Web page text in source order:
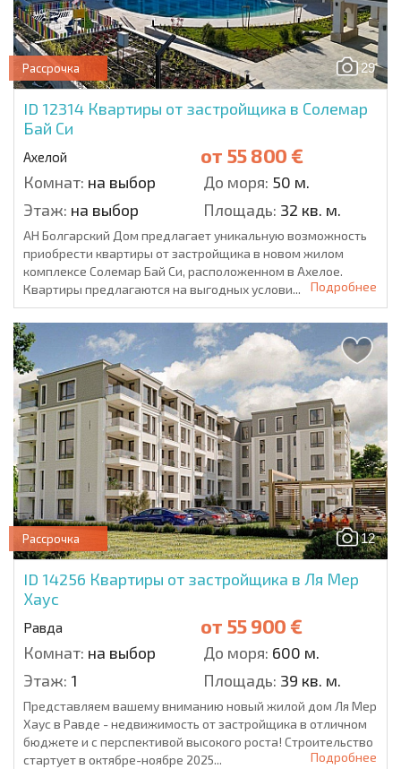
29
Рассрочка
ID 12314 Квартиры от застройщика в Солемар
Бай Си
Ахелой от 55 800 €
Комнат: на выбор До моря: 50 м.
Этаж: на выбор Площадь: 32 кв. м.
АН Болгарский Дом предлагает уникальную возможность
приобрести квартиры от застройщика в новом жилом
комплексе Солемар Бай Си, расположенном в Ахелое.
Квартиры предлагаются на выгодных услови...
Подробнее
12
Рассрочка
ID 14256 Квартиры от застройщика в Ля Мер
Хаус
Равда от 55 900 €
Комнат: на выбор До моря: 600 м.
Этаж: 1 Площадь: 39 кв. м.
Представляем вашему вниманию новый жилой дом Ля Мер
Хаус в Равде - недвижимость от застройщика в отличном
бюджете и с перспективой высокого роста! Строительство
стартует в октябре-ноябре 2025...
Подробнее